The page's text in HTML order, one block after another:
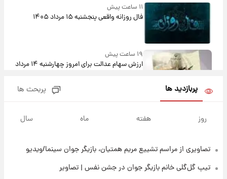
۱۱ ساعت پیش
فال روزانه واقعی پنجشنبه ۱۵ مرداد ۱۴۰۵
۱۹ ساعت پیش
ارزش سهام عدالت برای امروز چهارشنبه ۱۴ مرداد
نام خودرو، مبلغ پیش پرداخت و زمان تحویل |
۱ روز پیش
پربازدید ها پربحث ها
روز هفته ماه سال
تصاویری از مراسم تشییع مریم همتیان، بازیگر جوان سینما/ویدیو
تیپ گل‌گلی خانم بازیگر جوان در جشن نفس | تصاویر